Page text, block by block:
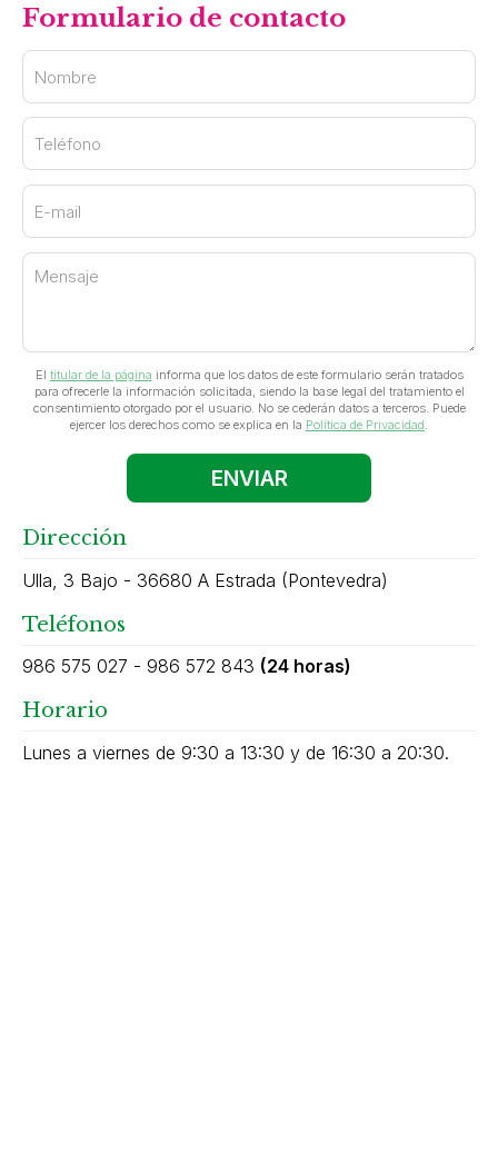
Dirección
Ulla, 3 Bajo - 36680 A Estrada (Pontevedra)
Teléfonos
986 575 027 - 986 572 843 (24 horas)
Horario
Lunes a viernes de 9:30 a 13:30 y de 16:30 a 20:30.
Formulario de contacto
El titular de la página informa que los datos de este formulario serán tratados
para ofrecerle la información solicitada, siendo la base legal del tratamiento el
consentimiento otorgado por el usuario. No se cederán datos a terceros. Puede
ejercer los derechos como se explica en la Política de Privacidad